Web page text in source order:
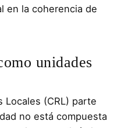
en la coherencia de
unidades
Locales (CRL) parte
no está compuesta